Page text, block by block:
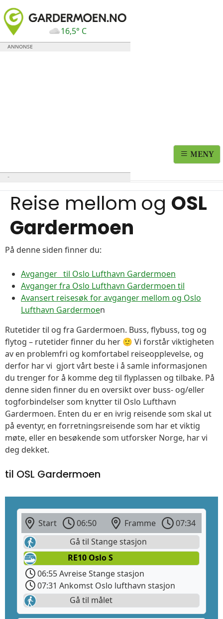
16,5° C
MENY
Reise mellom og OSL
Gardermoen
På denne siden finner du:
Avganger til Oslo Lufthavn Gardermoen
Avganger fra Oslo Lufthavn Gardermoen til
Avansert reisesøk for avganger mellom og Oslo
Lufthavn Gardermoen
Rutetider til og fra Gardermoen. Buss, flybuss, tog og
flytog – rutetider finner du her 🙂 Vi forstår viktigheten
av en problemfri og komfortabel reiseopplevelse, og
derfor har vi gjort vårt beste i å samle informasjonen
du trenger for å komme deg til flyplassen og tilbake. På
denne siden finner du en oversikt over buss- og/eller
togforbindelser som knytter til Oslo Lufthavn
Gardermoen. Enten du er en ivrig reisende som skal ut
på eventyr, en forretningsreisende som har et viktig
møte, eller en besøkende som utforsker Norge, har vi
deg dekket.
til OSL Gardermoen
Start 06:50 Framme
07:34
Gå til Stange stasjon
RE10 Oslo S
06:55 Avreise Stange stasjon
07:31 Ankomst Oslo lufthavn stasjon
Gå til målet